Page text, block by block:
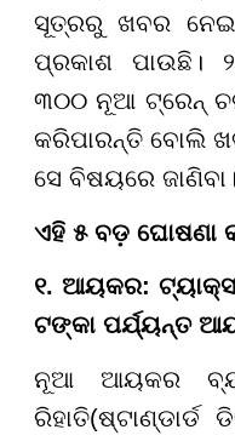
ସୂତ୍ରରୁ ଖବର
ପ୍ରକାଶ ପାଉଛି।
୩୦୦ ନୂଆ ଟ୍ରେନ୍
କରିପାରନ୍ତି ବୋଲି
ସେ ବିଷୟରେ ଜାଣିବା।
ଏହି ୫ ବଡ଼ ଘୋଷଣା
୧. ଆୟକର:
ଟଙ୍କା ପର୍ଯ୍ୟନ୍ତ
ନୂଆ ଆୟକର